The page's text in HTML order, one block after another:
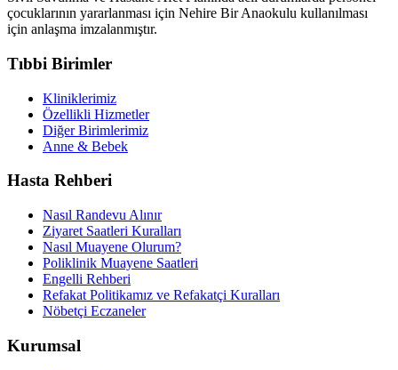
çocuklarının yararlanması için Nehire Bir Anaokulu kullanılması
için anlaşma imzalanmıştır.
Tıbbi Birimler
Kliniklerimiz
Özellikli Hizmetler
Diğer Birimlerimiz
Anne & Bebek
Hasta Rehberi
Nasıl Randevu Alınır
Ziyaret Saatleri Kuralları
Nasıl Muayene Olurum?
Poliklinik Muayene Saatleri
Engelli Rehberi
Refakat Politikamız ve Refakatçi Kuralları
Nöbetçi Eczaneler
Kurumsal